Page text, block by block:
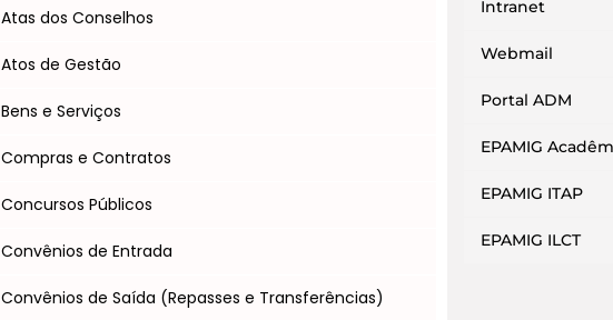
Atas dos Conselhos
Atos de Gestão
Bens e Serviços
Compras e Contratos
Concursos Públicos
Convênios de Entrada
Convênios de Saída (Repasses e Transferências)
Intranet
Webmail
Portal ADM
EPAMIG
EPAMIG ITAP
EPAMIG ILCT